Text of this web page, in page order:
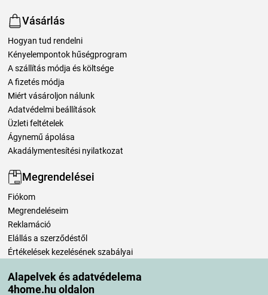
Alapelvek és adatvédelema
4home.hu oldalon
Vásárlás
Hogyan tud rendelni
Kényelempontok hűségprogram
A szállítás módja és költsége
A fizetés módja
Miért vásároljon nálunk
Adatvédelmi beállítások
Üzleti feltételek
Ágynemű ápolása
Akadálymentesítési nyilatkozat
Megrendelései
Fiókom
Megrendeléseim
Reklamáció
Elállás a szerződéstől
Értékelések kezelésének szabályai
Szállítási módok